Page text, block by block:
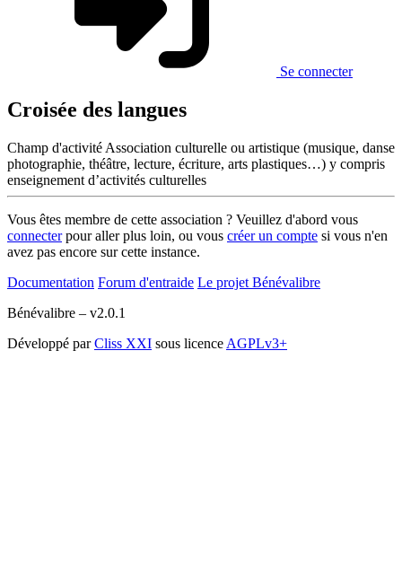
Se connecter
Croisée des langues
Champ d'activité Association culturelle ou artistique (musique, danse
photographie, théâtre, lecture, écriture, arts plastiques…) y compris
enseignement d’activités culturelles
Vous êtes membre de cette association ? Veuillez d'abord vous
connecterpour aller plus loin, ou vous créer un compte si vous n'en
avez pas encore sur cette instance.
Documentation Forum d'entraide Le projet Bénévalibre
Bénévalibre – v2.0.1
Développé parCliss XXI sous licence AGPLv3+